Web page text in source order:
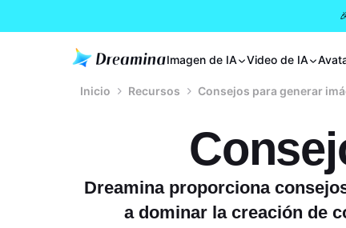
Imagen de IA Video de IA
Inicio Recursos Consejos para generar
Dreamina proporciona
a dominar la creación de